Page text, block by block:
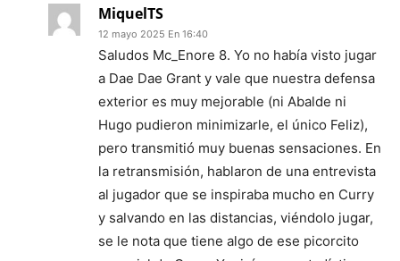
MiquelTS
12 mayo 2025 En 16:40
Saludos Mc_Enore 8. Yo no había visto jugar
a Dae Dae Grant y vale que nuestra defensa
exterior es muy mejorable (ni Abalde ni
Hugo pudieron minimizarle, el único Feliz),
pero transmitió muy buenas sensaciones. En
la retransmisión, hablaron de una entrevista
al jugador que se inspiraba mucho en Curry
y salvando en las distancias, viéndolo jugar,
se le nota que tiene algo de ese picorcito